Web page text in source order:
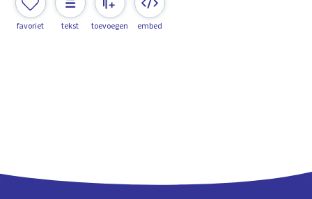
favoriet tekst toevoegen embed